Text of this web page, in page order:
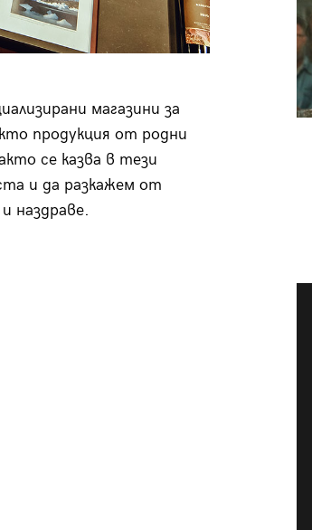
магазини за
продукция от родни
се казва в тези
и да разкажем от
наздраве.